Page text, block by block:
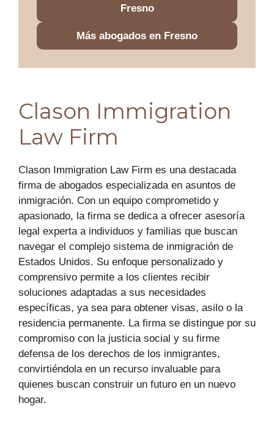
Fresno
Más abogados en Fresno
Clason Immigration
Law Firm
Clason Immigration Law Firm es una destacada
firma de abogados especializada en asuntos de
inmigración. Con un equipo comprometido y
apasionado, la firma se dedica a ofrecer asesoría
legal experta a individuos y familias que buscan
navegar el complejo sistema de inmigración de
Estados Unidos. Su enfoque personalizado y
comprensivo permite a los clientes recibir
soluciones adaptadas a sus necesidades
específicas, ya sea para obtener visas, asilo o la
residencia permanente. La firma se distingue por su
compromiso con la justicia social y su firme
defensa de los derechos de los inmigrantes,
convirtiéndola en un recurso invaluable para
quienes buscan construir un futuro en un nuevo
hogar.